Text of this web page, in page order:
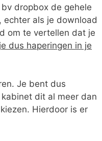
dropbox de gehele
als je download
om te vertellen dat je
dus haperingen in je
Je bent dus
dit al meer dan
Hierdoor is er